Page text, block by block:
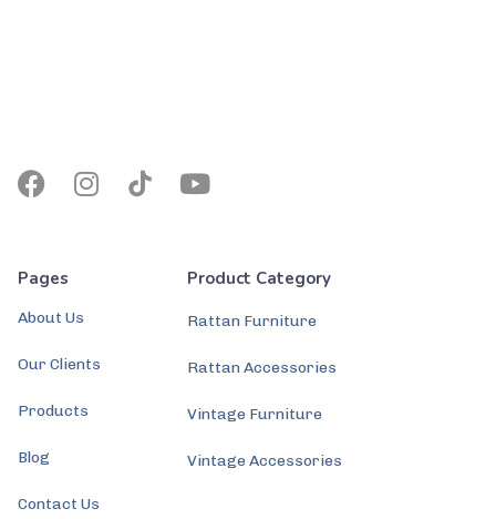
Pages
About Us
Our Clients
Products
Blog
Contact Us
Product Category
Rattan Furniture
Rattan Accessories
Vintage Furniture
Vintage Accessories